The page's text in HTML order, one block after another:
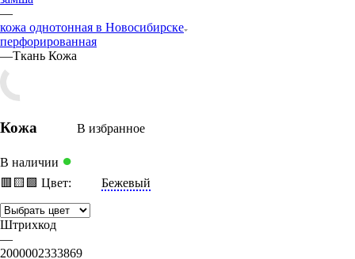
—
кожа однотонная в Новосибирске
перфорированная
—Ткань Кожа
Кожа В избранное
В наличии ●
🟥 🟨 🟩 Цвет: Бежевый
Штрихкод
—
2000002333869